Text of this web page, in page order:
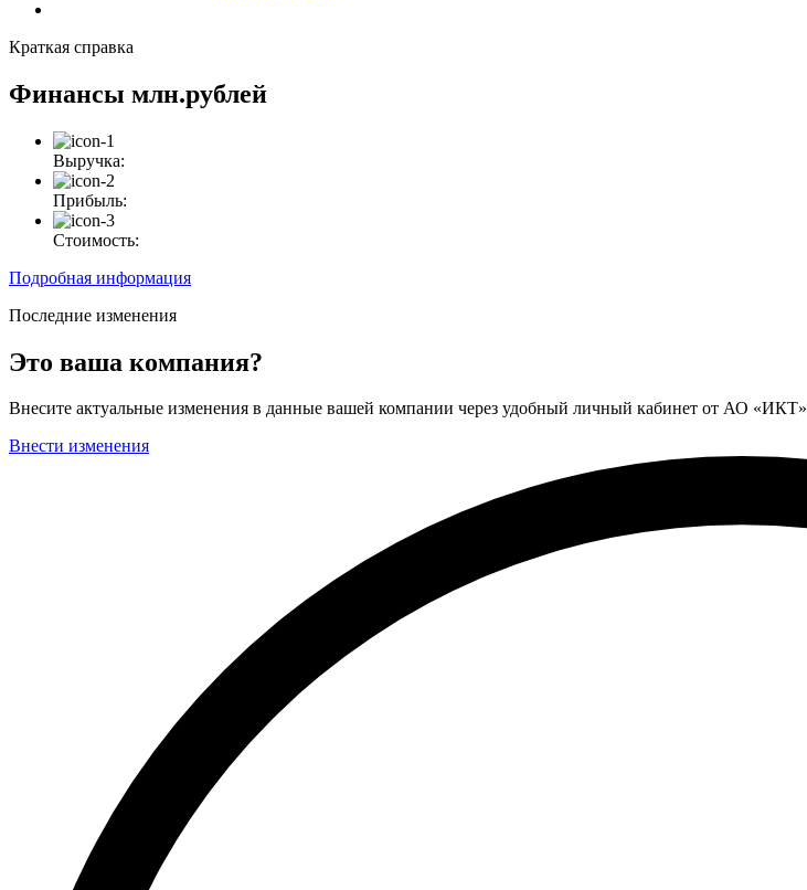
Краткая справка
Финансы млн.рублей
Выручка:
Прибыль:
Стоимость:
Подробная информация
Последние изменения
Это ваша компания?
Внесите актуальные изменения в данные вашей компании через удобный личный кабинет от АО «ИКТ»
Внести изменения